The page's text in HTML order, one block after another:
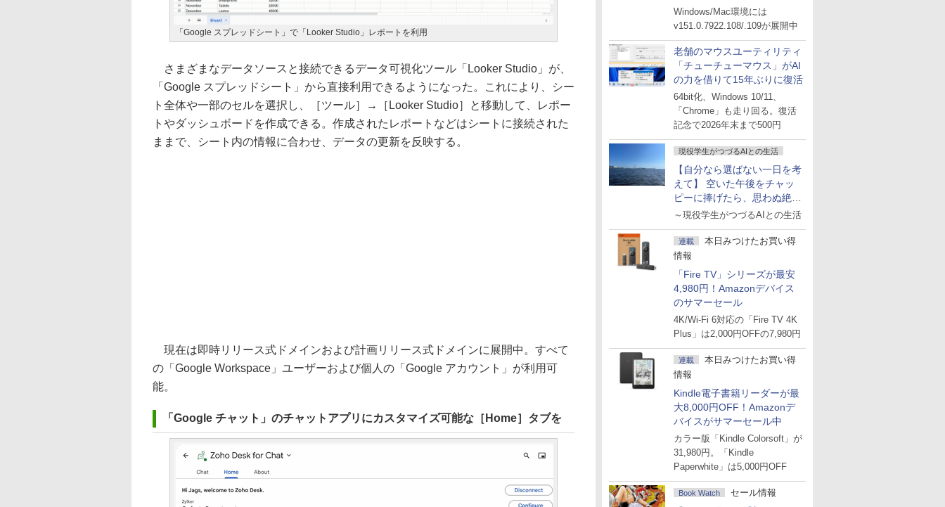
対処
Windows/Mac環境には
v151.0.7922.108/.109が展開中
老舗のマウスユーティリティ
「チューチューマウス」がAI
の力を借りて15年ぶりに復活
64bit化、Windows 10/11、
「Chrome」も走り回る。復活
記念で2026年末まで500円
現役学生がつづるAIとの生活
【自分なら選ばない一日を考
えて】 空いた午後をチャッ
ピーに捧げたら、思わぬ絶景
に出会った話
～現役学生がつづるAIとの生活
連載
本日みつけたお買い得
情報
「Fire TV」シリーズが最安
4,980円！Amazonデバイス
のサマーセール
4K/Wi-Fi 6対応の「Fire TV 4K
Plus」は2,000円OFFの7,980円
連載
本日みつけたお買い得
情報
Kindle電子書籍リーダーが最
大8,000円OFF！Amazonデ
バイスがサマーセール中
カラー版「Kindle Colorsoft」が
31,980円。「Kindle
Paperwhite」は5,000円OFF
Book Watch セール情報
「Google スプレッドシート」で「Looker Studio」レポートを利用
さまざまなデータソースと接続できるデータ可視化ツール「Looker Studio」が、
「Google スプレッドシート」から直接利用できるようになった。これにより、シー
ト全体や一部のセルを選択し、［ツール］→［Looker Studio］と移動して、レポー
トやダッシュボードを作成できる。作成されたレポートなどはシートに接続された
ままで、シート内の情報に合わせ、データの更新を反映する。
現在は即時リリース式ドメインおよび計画リリース式ドメインに展開中。すべて
の「Google Workspace」ユーザーおよび個人の「Google アカウント」が利用可
能。
「Google チャット」のチャットアプリにカスタマイズ可能な［Home］タブを